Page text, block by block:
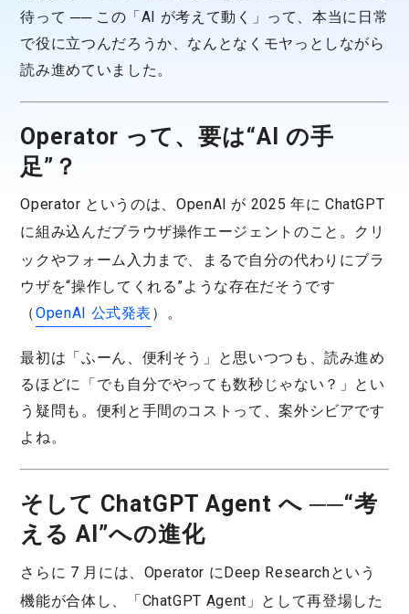
待って ── この「AI が考えて動く」って、本当に日常
で役に立つんだろうか、なんとなくモヤっとしながら
読み進めていました。
Operator って、要は“AI の手
足”？
Operator というのは、OpenAI が 2025 年に ChatGPT
に組み込んだブラウザ操作エージェント のこと。クリ
ックやフォーム入力まで、まるで自分の代わりにブラ
ウザを“操作してくれる”ような存在だそうです
（OpenAI 公式発表 ）。
最初は「ふーん、便利そう」と思いつつも、読み進め
るほどに「でも自分でやっても数秒じゃない？」とい
う疑問も。便利と手間のコストって、案外シビアです
よね。
そして ChatGPT Agent へ ──“考
える AI”への進化
さらに 7 月には、Operator にDeep Researchという
機能が合体し、「ChatGPT Agent」として再登場した